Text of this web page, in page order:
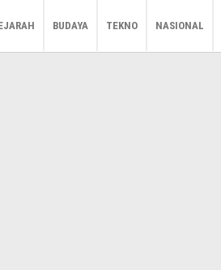
BUDAYA TEKNO NASIONAL